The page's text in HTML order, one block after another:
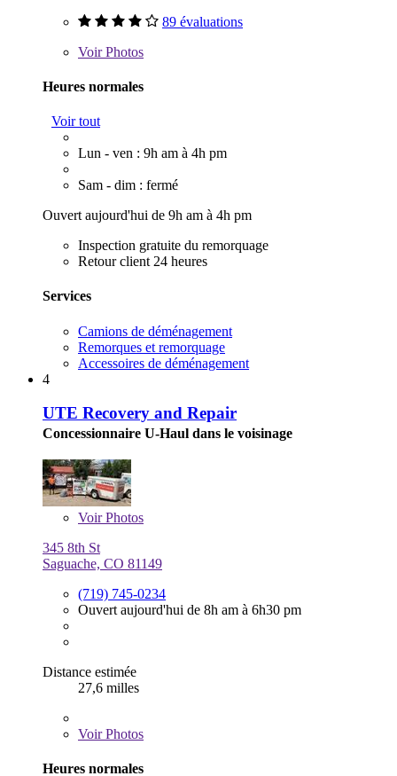
89 évaluations
VoirPhotos
Heures normales
Voir tout
Lun - ven : 9h am à 4h pm
Sam - dim : fermé
Ouvert aujourd'hui de 9h am à 4h pm
Inspection gratuite du remorquage
Retour client 24 heures
Services
Camions de déménagement
Remorques et remorquage
Accessoires de déménagement
4
UTE Recovery and Repair
Concessionnaire U-Haul dans le voisinage
VoirPhotos
345 8th St
Saguache, CO 81149
(719) 745-0234
Ouvert aujourd'hui de 8h am à 6h30 pm
Distance estimée
27,6 milles
VoirPhotos
Heures normales